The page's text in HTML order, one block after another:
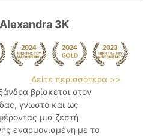
3Κ
Δείτε περισσότερα >>
βρίσκεται στον
γνωστό και ως
μια ζεστή
εναρμονισμένη με το